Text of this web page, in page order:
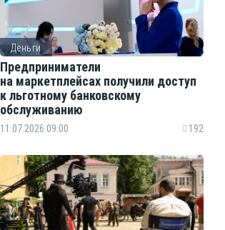
Деньги
Предприниматели
на маркетплейсах получили доступ
к льготному банковскому
обслуживанию
11.07.2026 09:00 192